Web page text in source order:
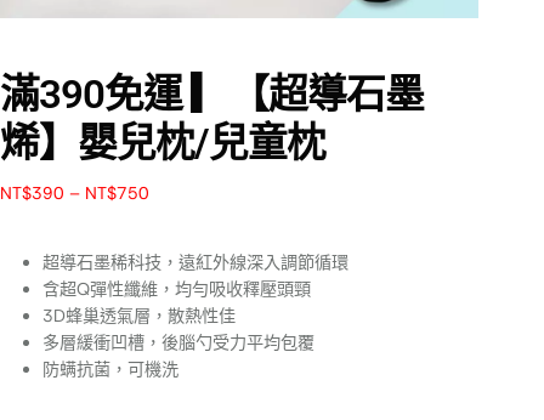
滿390免運 ▎【超導石墨
烯】嬰兒枕/兒童枕
NT$390 – NT$750
超導石墨稀科技，遠紅外線深入調節循環
含超Q彈性纖維，均勻吸收釋壓頭頸
3D蜂巢透氣層，散熱性佳
多層緩衝凹槽，後腦勺受力平均包覆
防螨抗菌，可機洗